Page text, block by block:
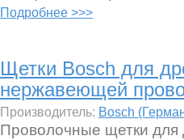
Подробнее >>>
Щетки Bosch для
нержавеющей
Производитель: Bosch
Проволочные щетки для